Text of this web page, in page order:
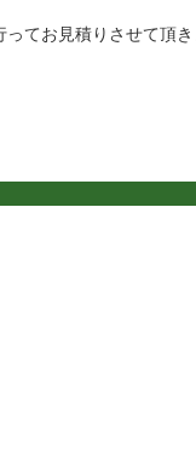
てお見積りさせて頂き